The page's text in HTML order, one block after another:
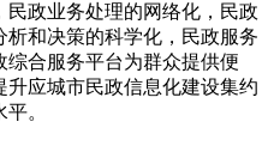
政业务处理的网络化，民政
和决策的科学化，民政服务
合服务平台为群众提供便
应城市民政信息化建设集约
。